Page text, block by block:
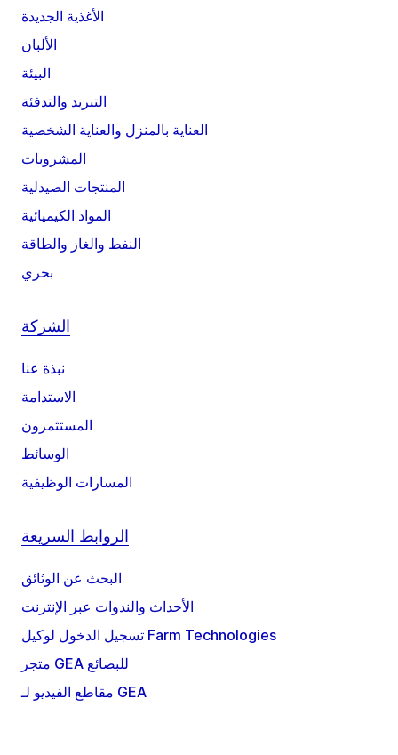
الأغذية الجديدة
الألبان
البيئة
التبريد والتدفئة
العناية بالمنزل والعناية الشخصية
المشروبات
المنتجات الصيدلية
المواد الكيميائية
النفط والغاز والطاقة
بحري
الشركة
نبذة عنا
الاستدامة
المستثمرون
الوسائط
المسارات الوظيفية
الروابط السريعة
البحث عن الوثائق
الأحداث والندوات عبر الإنترنت
تسجيل الدخول لوكيل Farm Technologies
متجر GEA للبضائع
مقاطع الفيديو لـ GEA